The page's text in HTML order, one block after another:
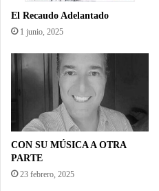
El Recaudo Adelantado
1 junio, 2025
CON SU MÚSICA A OTRA
PARTE
23 febrero, 2025